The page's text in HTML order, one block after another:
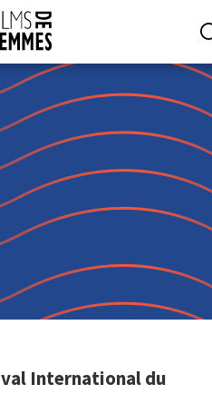
International du